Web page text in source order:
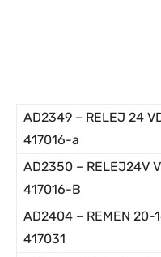
AD2349 – RELEJ 24
417016-a
AD2350 – RELEJ24V
417016-B
AD2404 – REMEN 20-
417031